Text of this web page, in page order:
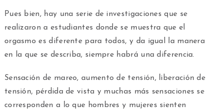
Pues bien, hay una serie de investigaciones que se
realizaron a estudiantes donde se muestra que el
orgasmo es diferente para todos, y da igual la manera
en la que se describa, siempre habrá una diferencia.
Sensación de mareo, aumento de tensión, liberación de
tensión, pérdida de vista y muchas más sensaciones se
corresponden a lo que hombres y mujeres sienten